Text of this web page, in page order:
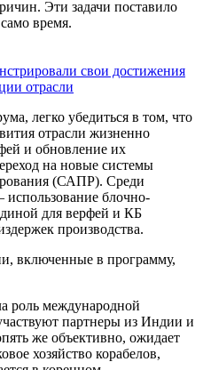
Эти задачи поставило
время.
свои достижения
отрасли
легко убедиться в том, что
отрасли жизненно
и обновление их
на новые системы
(САПР). Среди
блочно-
для верфей и КБ
производства.
включенные в программу,
роль международной
парт­неры из Индии и
же объективно, ожидает
хозяйство корабелов,